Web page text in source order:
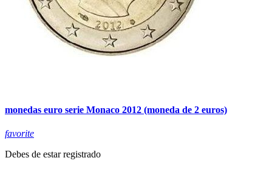
monedas euro serie Monaco 2012 (moneda de 2 euros)
favorite
Debes de estar registrado